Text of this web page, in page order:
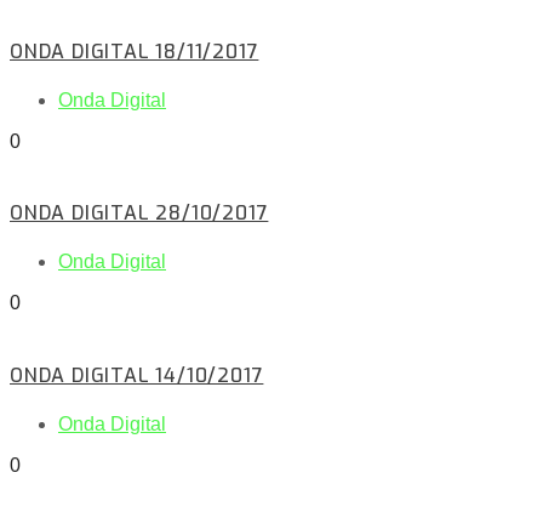
ONDA DIGITAL 18/11/2017
Onda Digital
0
ONDA DIGITAL 28/10/2017
Onda Digital
0
ONDA DIGITAL 14/10/2017
Onda Digital
0